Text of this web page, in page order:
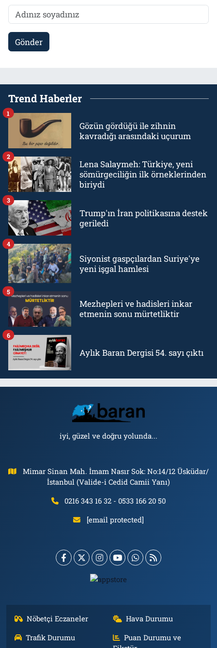
Gönder
Trend Haberler
Gözün gördüğü ile zihnin
kavradığı arasındaki uçurum
1
Lena Salaymeh: Türkiye, yeni
sömürgeciliğin ilk örneklerinden
biriydi
2
Trump'ın İran politikasına destek
geriledi
3
Siyonist gaspçılardan Suriye'ye
yeni işgal hamlesi
4
Mezhepleri ve hadisleri inkar
etmenin sonu mürtetliktir
5
Aylık Baran Dergisi 54. sayı çıktı
6
iyi, güzel ve doğru yolunda...
Mimar Sinan Mah. İmam Nasır Sok: No:14/12 Üsküdar/
İstanbul (Valide-i Cedid Camii Yanı)
0216 343 16 32 - 0533 166 20 50
[email protected]
Nöbetçi Eczaneler
Hava Durumu
Trafik Durumu
Puan Durumu ve